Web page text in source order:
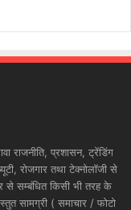
राजनीति, प्रशासन, ट्रेंडिंग
रोजगार तथा टेक्नोलॉजी से
से सम्बंधित किसी भी तरह के
सामग्री ( समाचार / फोटो